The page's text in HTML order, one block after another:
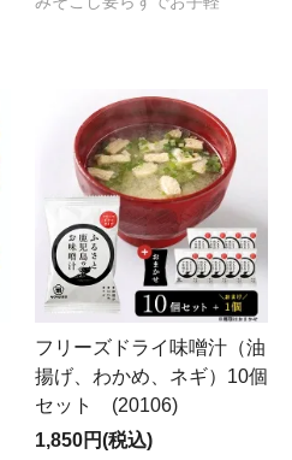
フリーズドライ味噌汁（油
揚げ、わかめ、ネギ）10個
セット (20106)
1,850円(税込)